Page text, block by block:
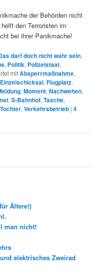
der Behörden nicht
den Terroristen im
bei ihrer Panikmache!
darf doch nicht wahr sein,
, Politik, Polizeistaat,
mitAbsperrmaßnahme,
Einzelschicksal,Flugplatz,
,Moment,Nachwehen,
,S-Bahnhof,Tasche,
Tochter,Verkehrsbetrieb |4
Ältere!)
man nicht!
elektrisches Zweirad